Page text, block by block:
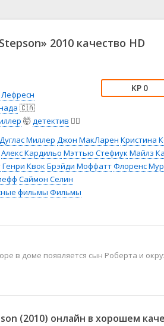
👨‍💼 Новости
🤠 Фильм-нуар
2010 качество HD
🇨🇦
🤯детектив 🕵️‍♂️
0
Дуглас Миллер Джон МакЛарен Кристина
Алекс Кардильо Мэттью Стефиук Майлз
Генри Квок Брэйди МоффаттФлоренс Мур
Саймон Селин
фильмы Фильмы
в доме появляется сын Роберта и
(2010) онлайн в хорошем